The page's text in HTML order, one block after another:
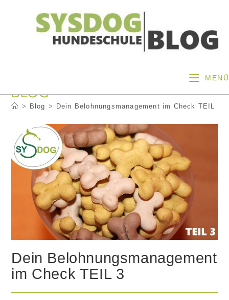
MENÜ
BLOG
> Blog > Dein Belohnungsmanagement im Check TEIL 3
Dein Belohnungsmanagement
im Check TEIL 3